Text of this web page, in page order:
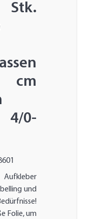
0-
und
Folie, um